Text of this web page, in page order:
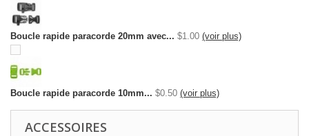
Boucle rapide paracorde 20mm avec... $1.00 (voir plus)
Boucle rapide paracorde 10mm... $0.50 (voir plus)
ACCESSOIRES